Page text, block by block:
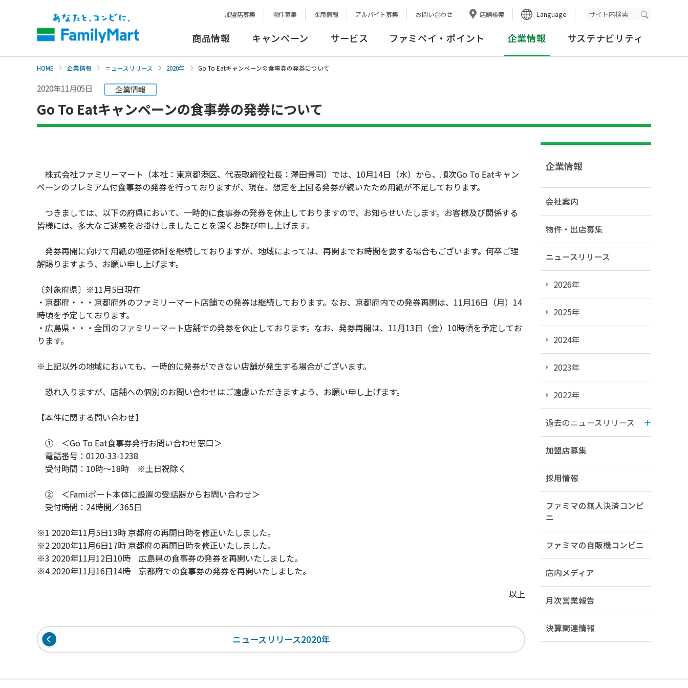
加盟店募集 物件募集 採用情報 アルバイト募集 お問い合わせ 店舗検索 Language 検索実行
商品情報 キャンペーン サービス ファミペイ・ポイント 企業情報 サステナビリティ
HOME 企業情報 ニュースリリース 2020年 Go To Eatキャンペーンの食事券の発券について
2020年11月05日 企業情報
Go To Eatキャンペーンの食事券の発券について
株式会社ファミリーマート（本社：東京都港区、代表取締役社長：澤田貴司）では、10月14日（水）から、順次Go To Eatキャン
ペーンのプレミアム付食事券の発券を行っておりますが、現在、想定を上回る発券が続いたため用紙が不足しております。
つきましては、以下の府県において、一時的に食事券の発券を休止しておりますので、お知らせいたします。お客様及び関係する
皆様には、多大なご迷惑をお掛けしましたことを深くお詫び申し上げます。
発券再開に向けて用紙の増産体制を継続しておりますが、地域によっては、再開までお時間を要する場合もございます。何卒ご理
解賜りますよう、お願い申し上げます。
〔対象府県〕※11月5日現在
・京都府・・・京都府外のファミリーマート店舗での発券は継続しております。なお、京都府内での発券再開は、11月16日（月）14
時頃を予定しております。
・広島県・・・全国のファミリーマート店舗での発券を休止しております。なお、発券再開は、11月13日（金）10時頃を予定してお
ります。
※上記以外の地域においても、一時的に発券ができない店舗が発生する場合がございます。
恐れ入りますが、店舗への個別のお問い合わせはご遠慮いただきますよう、お願い申し上げます。
【本件に関する問い合わせ】
① ＜Go To Eat食事券発行お問い合わせ窓口＞
電話番号：0120-33-1238
受付時間：10時～18時 ※土日祝除く
② ＜Famiポート本体に設置の受話器からお問い合わせ＞
受付時間：24時間／365日
※1 2020年11月5日13時 京都府の再開日時を修正いたしました。
※2 2020年11月6日17時 京都府の再開日時を修正いたしました。
※3 2020年11月12日10時 広島県の食事券の発券を再開いたしました。
※4 2020年11月16日14時 京都府での食事券の発券を再開いたしました。
以上
ニュースリリース2020年
企業情報
会社案内
物件・出店募集
ニュースリリース
2026年
2025年
2024年
2023年
2022年
過去のニュースリリース
加盟店募集
採用情報
ファミマの無人決済コンビ
ニ
ファミマの自販機コンビニ
店内メディア
月次営業報告
決算関連情報